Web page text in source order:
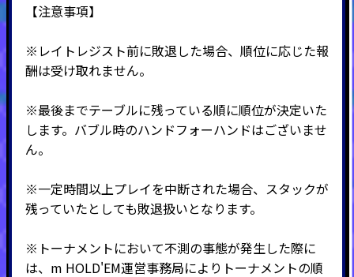
【注意事項】
※レイトレジスト前に敗退した場合、順位に応じた報
酬は受け取れません。
※最後までテーブルに残っている順に順位が決定いた
します。バブル時のハンドフォーハンドはございませ
ん。
※一定時間以上プレイを中断された場合、スタックが
残っていたとしても敗退扱いとなります。
※トーナメントにおいて不測の事態が発生した際に
は、m HOLD'EM運営事務局によりトーナメントの順